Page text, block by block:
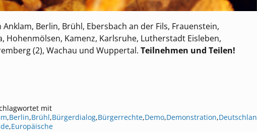
Berlin, Brühl, Ebersbach an der Fils, Frauenstein,
Hohenmölsen, Kamenz, Karlsruhe, Lutherstadt Eisleben,
(2), Wachau und Wuppertal. Teilnehmen und Teilen!
mit
,Berlin,Brühl,Bürgerdialog,Bürgerrechte,Demo,Demonstration,Deutschlan
,Europäische